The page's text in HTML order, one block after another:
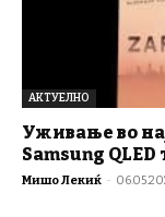
АКТУЕЛНО
Уживање во
Samsung
Мишо Лекиќ -